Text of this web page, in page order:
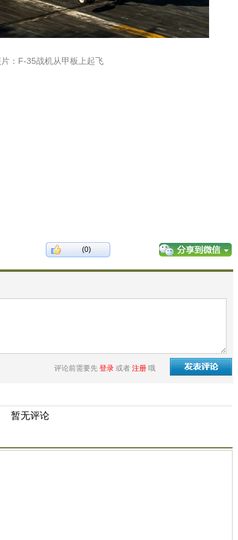
：F-35战机从甲板上起飞
(0)
评论前需要先 登录 或者 注册 哦
暂无评论